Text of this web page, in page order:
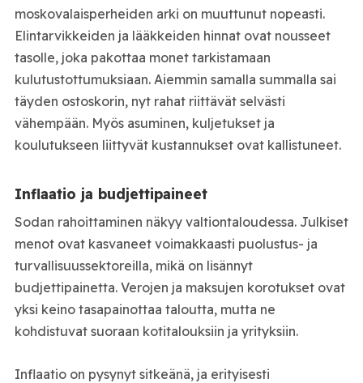
moskovalaisperheiden arki on muuttunut nopeasti.
Elintarvikkeiden ja lääkkeiden hinnat ovat nousseet
tasolle, joka pakottaa monet tarkistamaan
kulutustottumuksiaan. Aiemmin samalla summalla sai
täyden ostoskorin, nyt rahat riittävät selvästi
vähempään. Myös asuminen, kuljetukset ja
koulutukseen liittyvät kustannukset ovat kallistuneet.
Inflaatio ja budjettipaineet
Sodan rahoittaminen näkyy valtiontaloudessa. Julkiset
menot ovat kasvaneet voimakkaasti puolustus- ja
turvallisuussektoreilla, mikä on lisännyt
budjettipainetta. Verojen ja maksujen korotukset ovat
yksi keino tasapainottaa taloutta, mutta ne
kohdistuvat suoraan kotitalouksiin ja yrityksiin.
Inflaatio on pysynyt sitkeänä, ja erityisesti